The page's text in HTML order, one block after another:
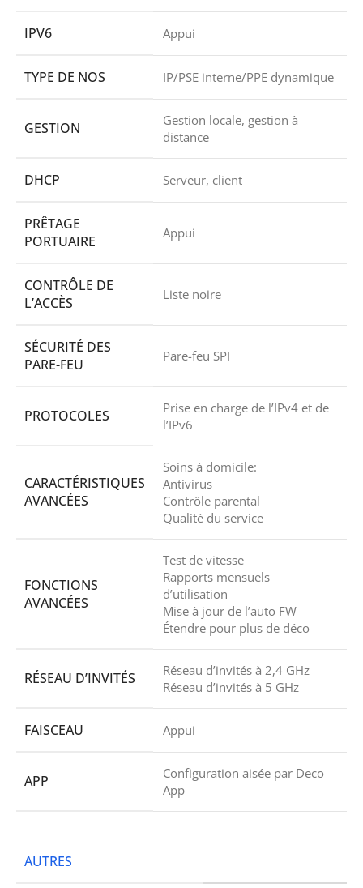
IPV6 Appui
TYPE DE NOS IP/PSE interne/PPE dynamique
GESTION
Gestion locale, gestion à
distance
DHCP Serveur, client
PRÊTAGE
PORTUAIRE
Appui
CONTRÔLE DE
L’ACCÈS
Liste noire
SÉCURITÉ DES
PARE-FEU
Pare-feu SPI
PROTOCOLES
Prise en charge de l’IPv4 et de
l’IPv6
CARACTÉRISTIQUES
AVANCÉES
Soins à domicile:
Antivirus
Contrôle parental
Qualité du service
FONCTIONS
AVANCÉES
Test de vitesse
Rapports mensuels
d’utilisation
Mise à jour de l’auto FW
Étendre pour plus de déco
RÉSEAU D’INVITÉS
Réseau d’invités à 2,4 GHz
Réseau d’invités à 5 GHz
FAISCEAU Appui
APP
Configuration aisée par Deco
App
AUTRES